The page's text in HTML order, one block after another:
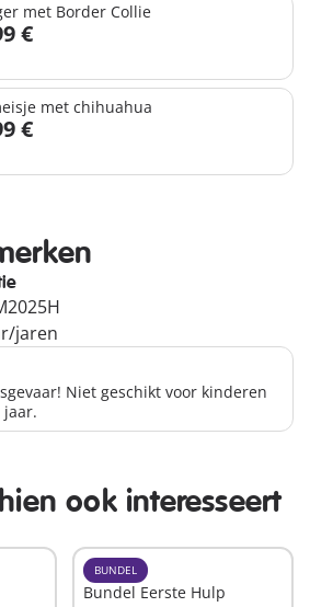
met Border Collie
€
met chihuahua
€
jaren
Niet geschikt voor kinderen
jaar.
ook interesseert
BUNDEL
Bundel Eerste Hulp